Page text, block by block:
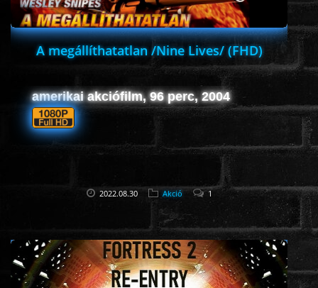
A megállíthatatlan /Nine Lives/ (FHD)
amerikai akciófilm, 96 perc, 2004
2022.08.30 Akció 1